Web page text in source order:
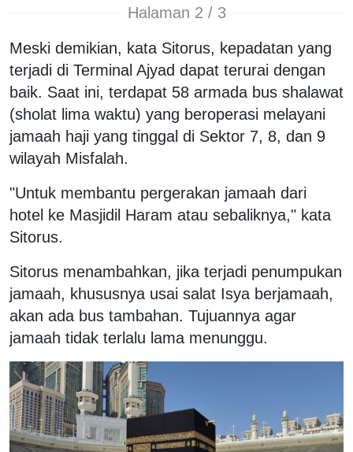
Halaman 2 / 3
Meski demikian, kata Sitorus, kepadatan yang
terjadi di Terminal Ajyad dapat terurai dengan
baik. Saat ini, terdapat 58 armada bus shalawat
(sholat lima waktu) yang beroperasi melayani
jamaah haji yang tinggal di Sektor 7, 8, dan 9
wilayah Misfalah.
"Untuk membantu pergerakan jamaah dari
hotel ke Masjidil Haram atau sebaliknya," kata
Sitorus.
Sitorus menambahkan, jika terjadi penumpukan
jamaah, khususnya usai salat Isya berjamaah,
akan ada bus tambahan. Tujuannya agar
jamaah tidak terlalu lama menunggu.